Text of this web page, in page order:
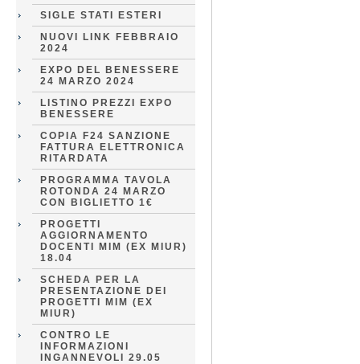
SIGLE STATI ESTERI
NUOVI LINK FEBBRAIO
2024
EXPO DEL BENESSERE
24 MARZO 2024
LISTINO PREZZI EXPO
BENESSERE
COPIA F24 SANZIONE
FATTURA ELETTRONICA
RITARDATA
PROGRAMMA TAVOLA
ROTONDA 24 MARZO
CON BIGLIETTO 1€
PROGETTI
AGGIORNAMENTO
DOCENTI MIM (EX MIUR)
18.04
SCHEDA PER LA
PRESENTAZIONE DEI
PROGETTI MIM (EX
MIUR)
CONTRO LE
INFORMAZIONI
INGANNEVOLI 29.05